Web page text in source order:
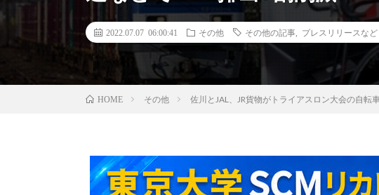
2022.07.07 06:00:41 その他 その他の記事 プレスリリースなど
HOME その他 佐川とJAL、JR貨物がトライアスロン大会の自転